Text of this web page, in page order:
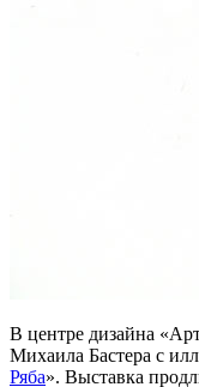
В центре дизайна
Михаила Бастера с
Ряба». Выставка